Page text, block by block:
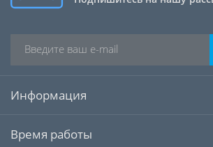
Информация
Время работы